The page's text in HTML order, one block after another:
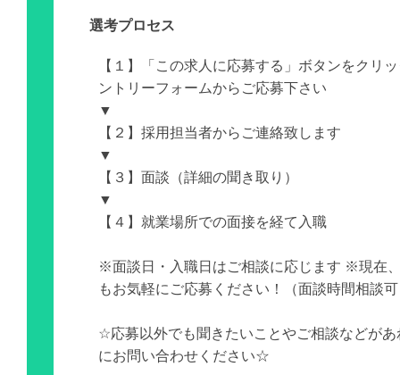
選考プロセス
【１】「この求人に応募する」ボタンをクリ
ントリーフォームからご応募下さい
▼
【２】採用担当者からご連絡致します
▼
【３】面談（詳細の聞き取り）
▼
【４】就業場所での面接を経て入職
※面談日・入職日はご相談に応じます ※現在
もお気軽にご応募ください！（面談時間相談
☆応募以外でも聞きたいことやご相談などがあ
にお問い合わせください☆